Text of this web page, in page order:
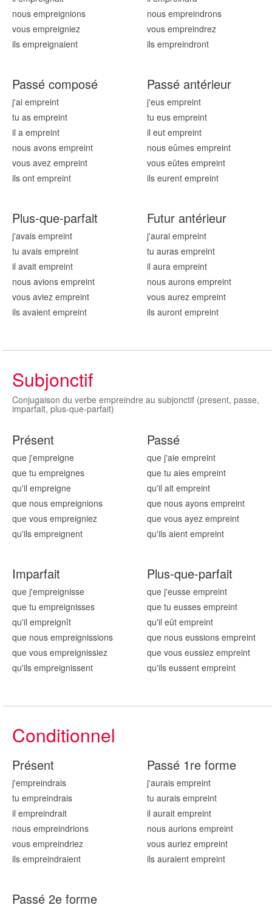
nous empreignions
vous empreigniez
ils empreignaient
nous empreindrons
vous empreindrez
ils empreindront
Passé composé
j'ai empreint
tu as empreint
il a empreint
nous avons empreint
vous avez empreint
ils ont empreint
Passé antérieur
j'eus empreint
tu eus empreint
il eut empreint
nous eûmes empreint
vous eûtes empreint
ils eurent empreint
Plus-que-parfait
j'avais empreint
tu avais empreint
il avait empreint
nous avions empreint
vous aviez empreint
ils avaient empreint
Futur antérieur
j'aurai empreint
tu auras empreint
il aura empreint
nous aurons empreint
vous aurez empreint
ils auront empreint
Subjonctif
Conjugaison du verbe empreindre au subjonctif (present, passe,
imparfait, plus-que-parfait)
Présent
que j'empreigne
que tu empreignes
qu'il empreigne
que nous empreignions
que vous empreigniez
qu'ils empreignent
Passé
que j'aie empreint
que tu aies empreint
qu'il ait empreint
que nous ayons empreint
que vous ayez empreint
qu'ils aient empreint
Imparfait
que j'empreignisse
que tu empreignisses
qu'il empreignît
que nous empreignissions
que vous empreignissiez
qu'ils empreignissent
Plus-que-parfait
que j'eusse empreint
que tu eusses empreint
qu'il eût empreint
que nous eussions empreint
que vous eussiez empreint
qu'ils eussent empreint
Conditionnel
Présent
j'empreindrais
tu empreindrais
il empreindrait
nous empreindrions
vous empreindriez
ils empreindraient
Passé 1re forme
j'aurais empreint
tu aurais empreint
il aurait empreint
nous aurions empreint
vous auriez empreint
ils auraient empreint
Passé 2e forme